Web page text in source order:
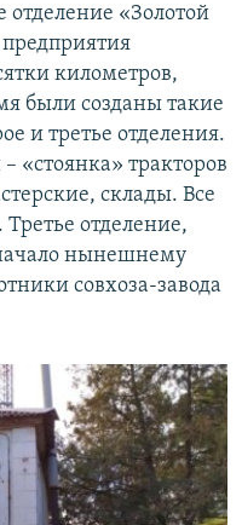
отделение «Золотой
километров,
были созданы такие
и третье отделения.
«стоянка» тракторов
склады. Все
отделение,
нынешнему
совхоза-завода